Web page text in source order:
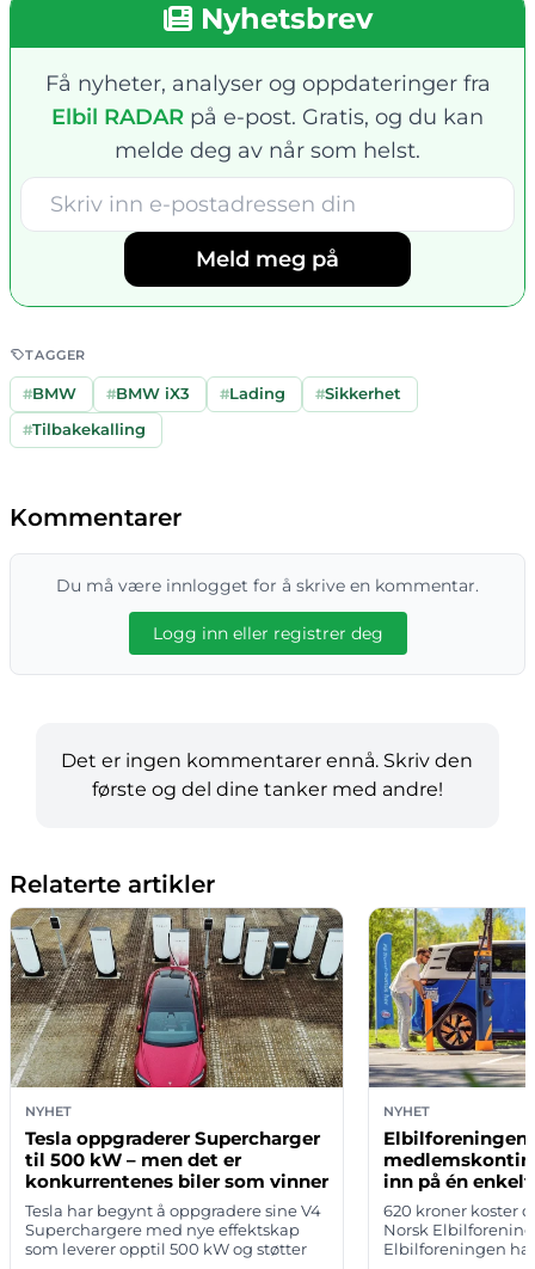
Nyhetsbrev
Få nyheter, analyser og oppdateringer fra
Elbil RADAR på e-post. Gratis, og du kan
melde deg av når som helst.
Meld meg på
TAGGER
#BMW #BMW iX3 #Lading #Sikkerhet
#Tilbakekalling
Kommentarer
Du må være innlogget for å skrive en kommentar.
Logg inn eller registrer deg
Det er ingen kommentarer ennå. Skriv den
første og del dine tanker med andre!
Relaterte artikler
NYHET
Tesla oppgraderer Supercharger
til 500 kW – men det er
konkurrentenes biler som vinner
Tesla har begynt å oppgradere sine V4
Superchargere med nye effektskap
som leverer opptil 500 kW og støtter
NYHET
inn på én
620 kroner koster
Norsk
Elbilforeningen